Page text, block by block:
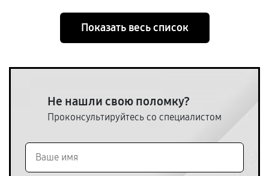
Показать весь список
Не нашли свою поломку?
Проконсультируйтесь со специалистом